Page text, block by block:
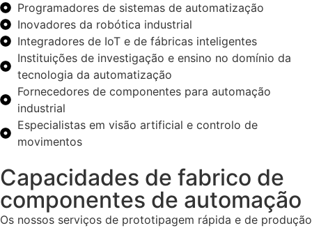
Programadores de sistemas de automatização
Inovadores da robótica industrial
Integradores de IoT e de fábricas inteligentes
Instituições de investigação e ensino no domínio da
tecnologia da automatização
Fornecedores de componentes para automação
industrial
Especialistas em visão artificial e controlo de
movimentos
Capacidades de fabrico de
componentes de automação
Os nossos serviços de prototipagem rápida e de produção